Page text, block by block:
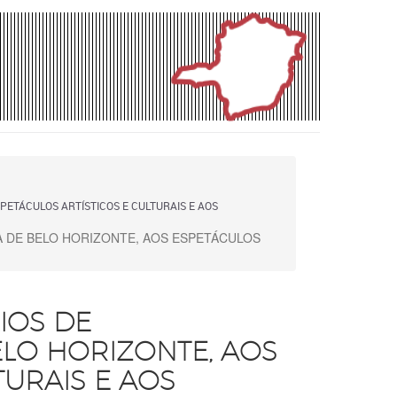
ARTÍSTICOS E CULTURAIS E AOS
BELO HORIZONTE, AOS ESPETÁCULOS
DE
HORIZONTE, AOS
E AOS